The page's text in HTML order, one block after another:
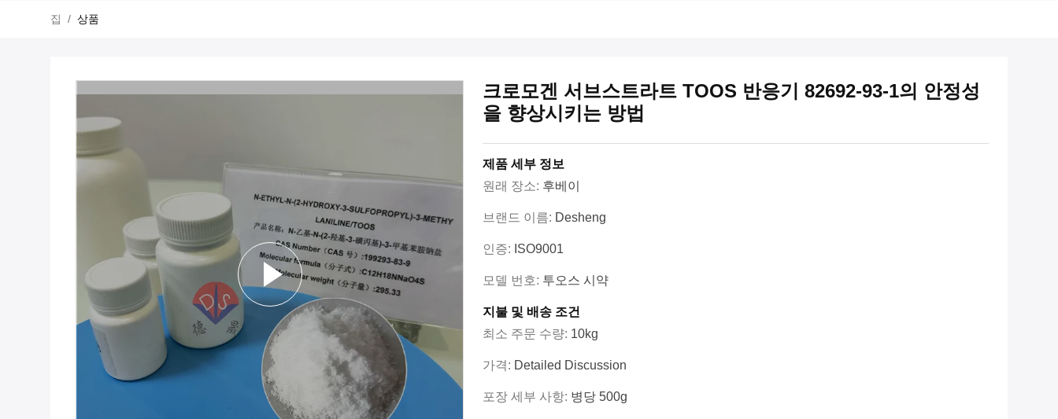
집 / 상품
크로모겐 서브스트라트 TOOS 반응기 82692-93-1의 안정성
을 향상시키는 방법
제품 세부 정보
원래 장소: 후베이
브랜드 이름: Desheng
인증: ISO9001
모델 번호: 투오스 시약
지불 및 배송 조건
최소 주문 수량: 10kg
가격: Detailed Discussion
포장 세부 사항: 병당 500g